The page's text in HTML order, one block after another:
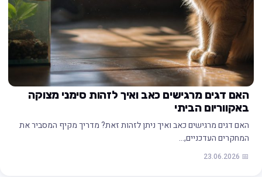
האם דגים מרגישים כאב ואיך לזהות סימני מצוקה
באקווריום הביתי
האם דגים מרגישים כאב ואיך ניתן לזהות זאת? מדריך מקיף המסביר את
המחקרים העדכניים,…
📅 23.06.2026